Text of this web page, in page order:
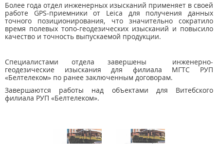
Более года отдел инженерных изысканий применяет в своей
работе GPS-приемники от Leica для получения данных
точного позиционирования, что значительно сократило
время полевых топо-геодезических изысканий и повысило
качество и точность выпускаемой продукции.
Специалистами отдела завершены инженерно-
геодезические изыскания для филиала МГТС РУП
«Белтелеком» по ранее заключенным договорам.
Завершаются работы над объектами для Витебского
филиала РУП «Белтелеком».